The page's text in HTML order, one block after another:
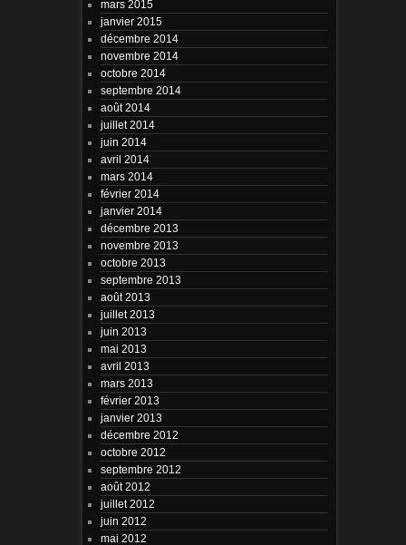
mars 2015
janvier 2015
décembre 2014
novembre 2014
octobre 2014
septembre 2014
août 2014
juillet 2014
juin 2014
avril 2014
mars 2014
février 2014
janvier 2014
décembre 2013
novembre 2013
octobre 2013
septembre 2013
août 2013
juillet 2013
juin 2013
mai 2013
avril 2013
mars 2013
février 2013
janvier 2013
décembre 2012
octobre 2012
septembre 2012
août 2012
juillet 2012
juin 2012
mai 2012